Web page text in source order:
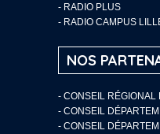
- RADIO PLUS
- RADIO CAMPUS
NOS
- CONSEIL
- CONSEIL
- CONSEIL